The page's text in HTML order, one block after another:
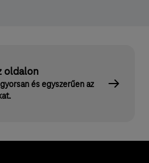
oldalon
és egyszerűen az